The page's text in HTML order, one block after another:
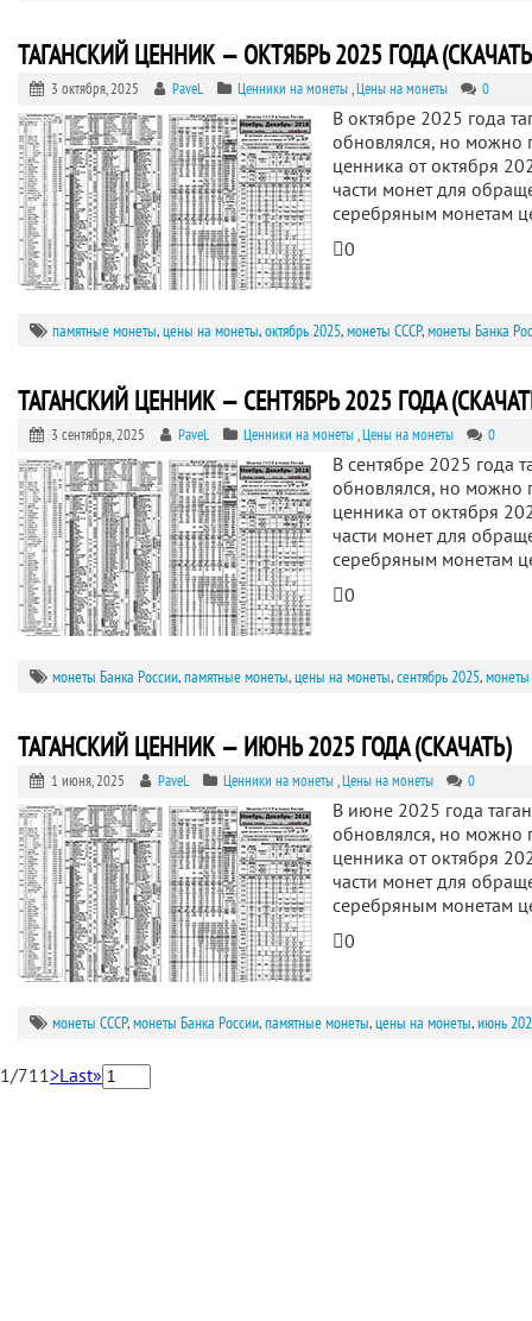
ТАГАНСКИЙ ЦЕННИК — ОКТЯБРЬ 2025 ГОДА
3 октября, 2025 PaveL Ценники на монеты,Цены на монеты 0
В октябре 2025 года
обновлялся, но можно
ценника от октября
части монет для
серебряным монетам
0
памятные монеты,цены на монеты,октябрь 2025,монеты СССР,монеты Банка
ТАГАНСКИЙ ЦЕННИК — СЕНТЯБРЬ 2025 ГОДА
3 сентября, 2025 PaveL Ценники на монеты,Цены на монеты 0
В сентябре 2025 года
обновлялся, но можно
ценника от октября
части монет для
серебряным монетам
0
монеты Банка России,памятные монеты,цены на монеты,сентябрь 2025,
ТАГАНСКИЙ ЦЕННИК — ИЮНЬ 2025 ГОДА (СКАЧАТЬ)
1 июня, 2025 PaveL Ценники на монеты,Цены на монеты 0
В июне 2025 года
обновлялся, но можно
ценника от октября
части монет для
серебряным монетам
0
монеты СССР,монеты Банка России,памятные монеты,цены на монеты,июнь
1/711>Last»